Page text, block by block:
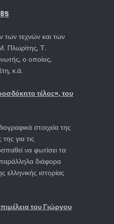
των τεχνών και των
Πλωρίτης, Τ.
ο οποίος,
κ.ά.
τέλος», του
στοιχεία της
για τις
να φωτίσει τα
διάφορα
ελληνικής ιστορίας
του Γιώργου